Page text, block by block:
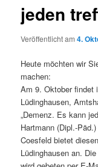
jeden
Veröffentlicht am4.
Heute möchten wir
machen:
Am 9. Oktober findet
Lüdinghausen,
„Demenz. Es kann
Hartmann (Dipl.-
Coesfeld bietet
Lüdinghausen an.